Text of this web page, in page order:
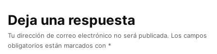
Deja una respuesta
Tu dirección de correo electrónico no será publicada. Los campos
obligatorios están marcados con *